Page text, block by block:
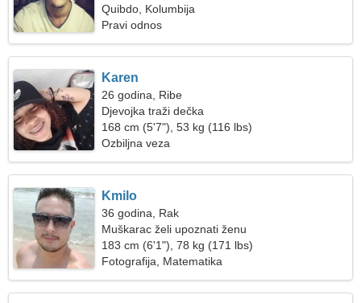
Quibdo, Kolumbija
Pravi odnos
Karen
26 godina, Ribe
Djevojka traži dečka
168 cm (5'7"), 53 kg (116 lbs)
Ozbiljna veza
Kmilo
36 godina, Rak
Muškarac želi upoznati ženu
183 cm (6'1"), 78 kg (171 lbs)
Fotografija, Matematika